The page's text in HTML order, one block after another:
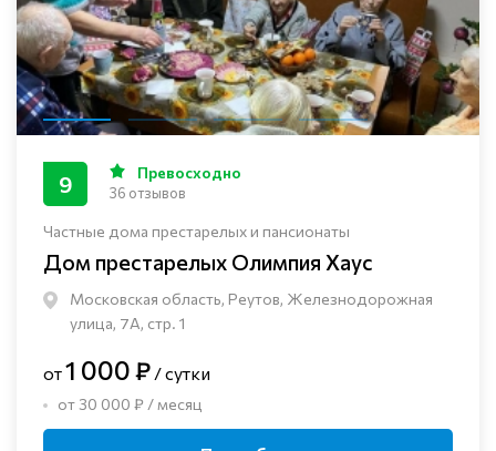
Частные дома престарелых и пансионаты
Дом престарелых Олимпия Хаус
Московская область, Реутов, Железнодорожная
улица, 7А, стр. 1
9 Превосходно
36 отзывов
от1 000 ₽ / сутки
от 30 000 ₽ / месяц